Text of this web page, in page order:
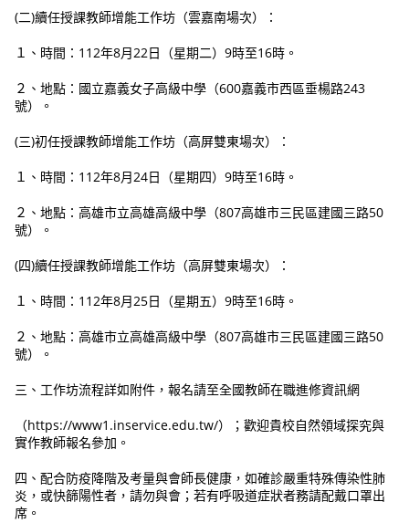
(二)續任授課教師增能工作坊（雲嘉南場次）：
１、時間：112年8月22日（星期二）9時至16時。
２、地點：國立嘉義女子高級中學（600嘉義市西區垂楊路243
號）。
(三)初任授課教師增能工作坊（高屏雙東場次）：
１、時間：112年8月24日（星期四）9時至16時。
２、地點：高雄市立高雄高級中學（807高雄市三民區建國三路50
號）。
(四)續任授課教師增能工作坊（高屏雙東場次）：
１、時間：112年8月25日（星期五）9時至16時。
２、地點：高雄市立高雄高級中學（807高雄市三民區建國三路50
號）。
三、工作坊流程詳如附件，報名請至全國教師在職進修資訊網
（https://www1.inservice.edu.tw/）；歡迎貴校自然領域探究與
實作教師報名參加。
四、配合防疫降階及考量與會師長健康，如確診嚴重特殊傳染性肺
炎，或快篩陽性者，請勿與會；若有呼吸道症狀者務請配戴口罩出
席。